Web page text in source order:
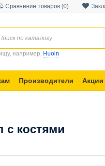
Сравнение товаров (0)
например, Huoin
Производители Акции
с костями